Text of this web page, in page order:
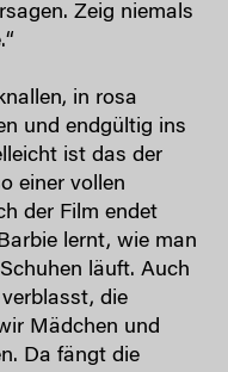
Zeig niemals
in rosa
und endgültig ins
ist das der
einer vollen
der Film endet
lernt, wie man
läuft. Auch
die
Mädchen und
Da fängt die